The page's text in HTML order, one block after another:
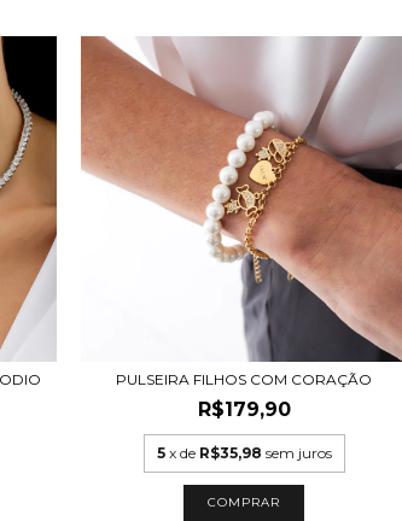
PULSEIRA FILHOS COM CORAÇÃO
R$179,90
5 x de R$35,98 sem juros
COMPRAR